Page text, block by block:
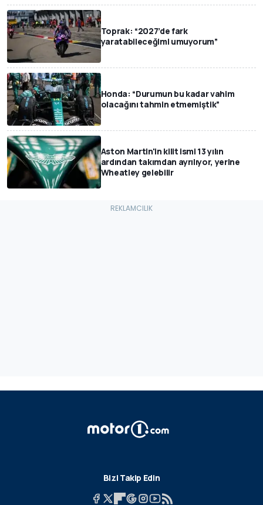
Toprak: “2027’de fark
yaratabileceğimi umuyorum”
Honda: “Durumun bu kadar vahim
olacağını tahmin etmemiştik”
Aston Martin'in kilit ismi 13 yılın
ardından takımdan ayrılıyor, yerine
Wheatley gelebilir
Bizi Takip Edin